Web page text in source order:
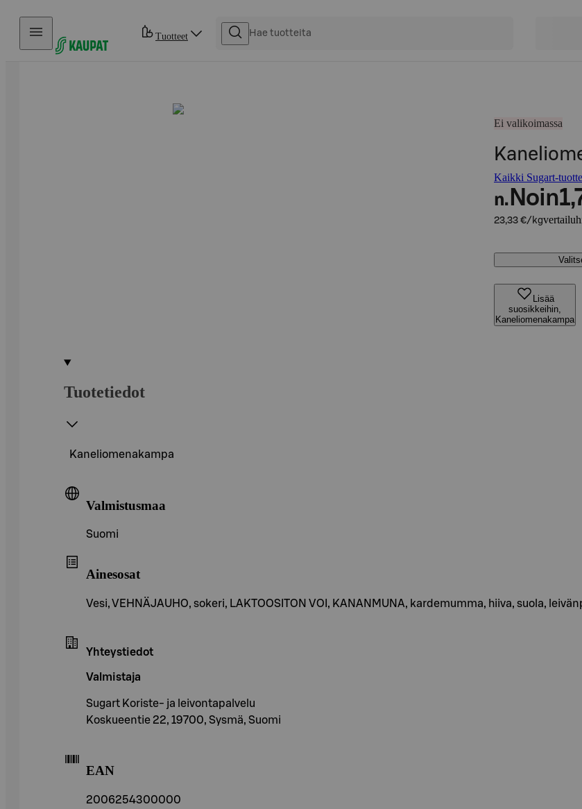
Hyppää sisältöön
Tuotteet
Ei valikoimassa
Kaikki Sugart-
n. Noin
23,33 €/kg
Lisää
suosikkeihin,
Kaneliomenakampa
Tuotetiedot
Kaneliomenakampa
Valmistusmaa
Suomi
Ainesosat
Vesi, VEHNÄJAUHO, sokeri, LAKTOOSITON VOI, KANANMUNA, kardemumma, hiiva, suola,
Yhteystiedot
Valmistaja
Sugart Koriste- ja leivontapalvelu
Koskueentie 22, 19700, Sysmä, Suomi
EAN
2006254300000